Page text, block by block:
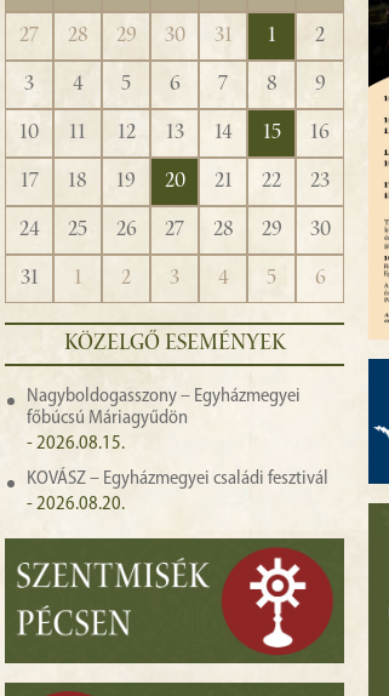
27 28 29 30 31 1
2
3
4 5 6 7 8
9
10
11 12 13 14 15
16
17
18 19 20 21 22
23
24
25 26 27 28 29
30
31
1 2 3 4 5 6
KÖZELGŐ ESEMÉNYEK
Nagyboldogasszony – Egyházmegyei
főbúcsú Máriagyűdön
- 2026.08.15.
KOVÁSZ – Egyházmegyei családi fesztivál
- 2026.08.20.